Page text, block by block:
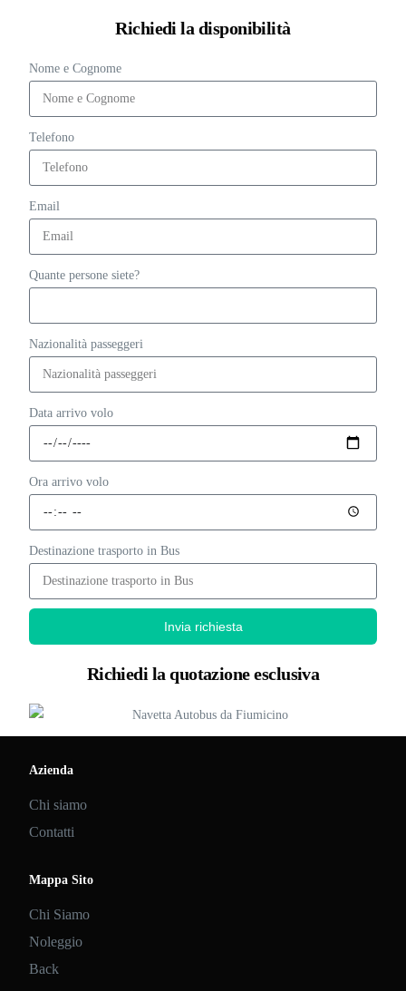
Richiedi la disponibilità
Nome e Cognome
Telefono
Email
Quante persone siete?
Nazionalità passeggeri
Data arrivo volo
Ora arrivo volo
Destinazione trasporto in Bus
Invia richiesta
Richiedi la quotazione esclusiva
Azienda
Chi siamo
Contatti
Mappa Sito
Chi Siamo
Noleggio
Back